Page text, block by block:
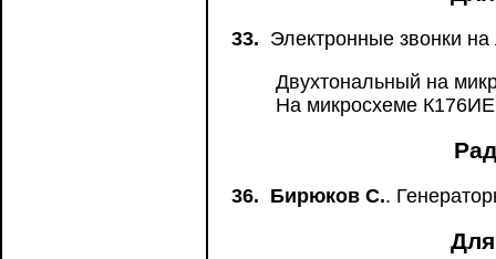
33. Электронные звонки
Двухтональный на
На микросхеме
36. Бирюков С..